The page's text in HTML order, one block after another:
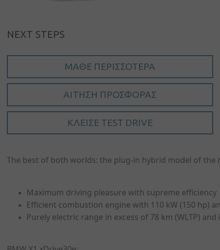
Συνδεση
Ο
λογαριασμός
μου
Γλώσσα
Μάρκες
Νέα &
NEXT STEPS
ΜΆΘΕ ΠΕΡΙΣΣΌΤΕΡΑ
ΑΊΤΗΣΗ ΠΡΟΣΦΟΡΆΣ
ΚΛΕΊΣΕ TEST DRIVE
The best of both worlds: the plug-in hybrid model of the
Maximum driving pleasure with supreme efficiency
Efficient combustion engine with 110 kW (150 hp)
Purely electric range in excess of 78 km (WLTP)